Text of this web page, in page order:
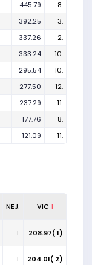
445.79
8.
392.25
3.
337.26
2.
333.24
10.
295.54
10.
277.50
12.
237.29
11.
177.76
8.
121.09 11.
NEJ. VIC 1
1. 208.97( 1)
1. 204.01( 2)